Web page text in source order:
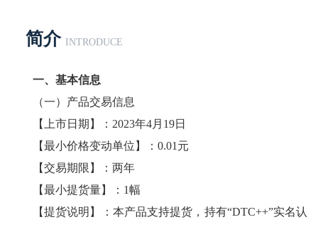
简介 INTRODUCE
一、基本信息
（一）产品交易信息
【上市日期】：2023年4月19日
【最小价格变动单位】：0.01元
【交易期限】：两年
【最小提货量】：1幅
【提货说明】：本产品支持提货，持有“DTC++”实名认